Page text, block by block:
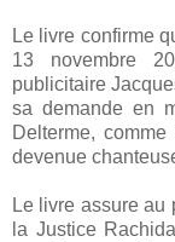
Le livre confirme
13 novembre
publicitaire
sa demande en
Delterme,
devenue
Le livre assure
la Justice